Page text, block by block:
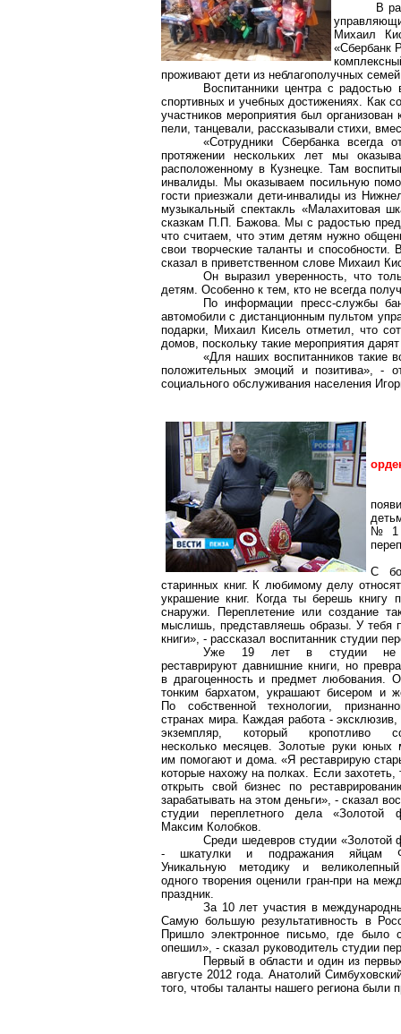
В
Михаил
«Сбербанк
проживают дети из неблагополучных
Воспитанники центра с
спортивных и учебных достижениях. Как
участников мероприятия был
пели, танцевали, рассказывали стихи,
«Сотрудники Сбербанка всегда
протяжении нескольких лет мы
расположенному в Кузнецке. Там
инвалиды. Мы оказываем посильную
гости приезжали дети-инвалиды из
музыкальный спектакль «Малахитовая
сказкам П.П. Бажова. Мы с радостью
что считаем, что этим детям нужно
свои творческие таланты и
сказал в приветственном слове Михаил
Он выразил уверенность, что
детям. Особенно к тем, кто не всегда
По информации пресс-службы
автомобили с дистанционным пультом
подарки, Михаил Кисель отметил, что
домов, поскольку такие мероприятия
«Для наших воспитанников такие
положительных эмоций и позитива», -
социального обслуживания населения
№1
С
старинных книг. К любимому делу
украшение книг. Когда ты берешь книгу
снаружи. Переплетение или создание
мыслишь, представляешь образы. У тебя
книги», - рассказал воспитанник студии
Уже 19 лет в студии не
реставрируют давнишние книги, но
в драгоценность и предмет любования.
тонким бархатом, украшают бисером и
По собственной технологии,
странах мира. Каждая работа -
экземпляр, который кропотливо
несколько месяцев. Золотые руки юных
им помогают и дома. «Я реставрирую
которые нахожу на полках. Если захотеть,
открыть свой бизнес по
зарабатывать на этом деньги», - сказал
студии переплетного дела «Золотой
Максим Колобков.
Среди шедевров студии «Золотой
- шкатулки и подражания яйцам
Уникальную методику и
одного творения оценили гран-при на
праздник.
За 10 лет участия в
Самую большую результативность в
Пришло электронное письмо, где было
опешил», - сказал руководитель студии
Первый в области и один из
августе 2012 года. Анатолий
того, чтобы таланты нашего региона были